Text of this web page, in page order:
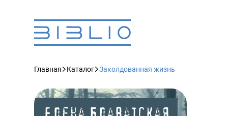
Главная Каталог Заколдованная жизнь